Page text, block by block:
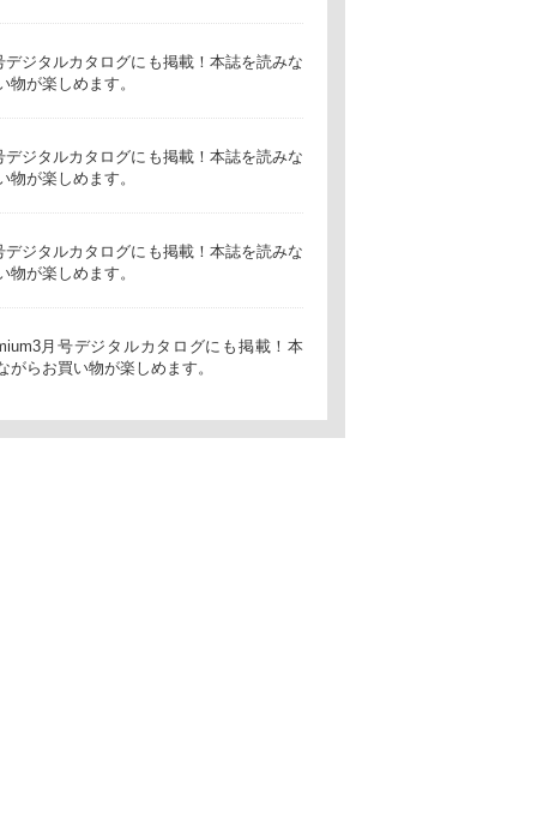
デジタルカタログにも掲載！本誌を読みな
物が楽しめます。
デジタルカタログにも掲載！本誌を読みな
物が楽しめます。
デジタルカタログにも掲載！本誌を読みな
物が楽しめます。
月号デジタルカタログにも掲載！本
がらお買い物が楽しめます。